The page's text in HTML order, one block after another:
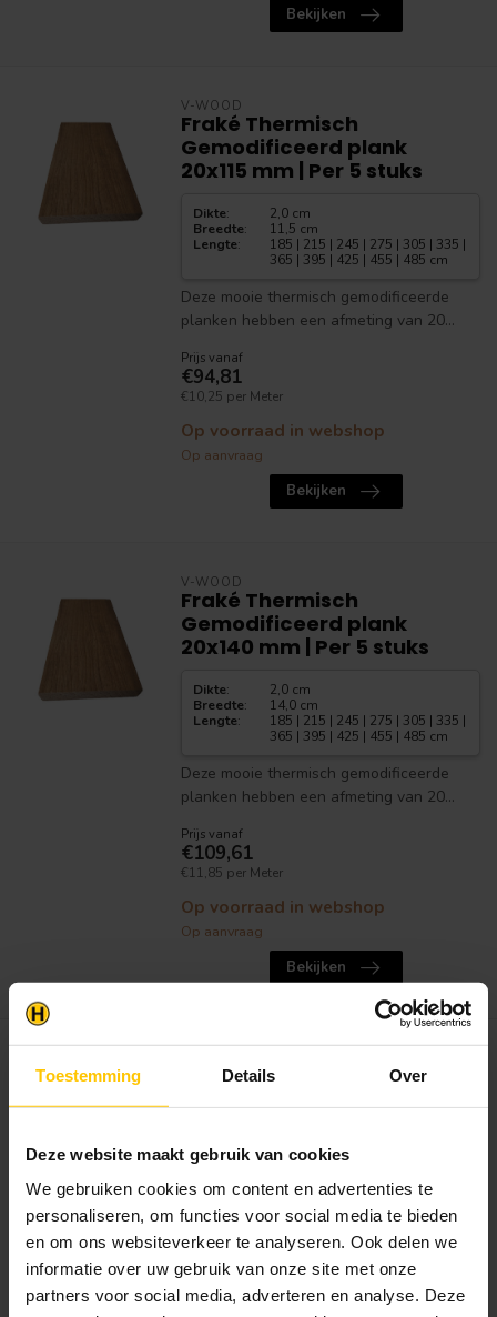
Toestemming Details Over
Deze website maakt gebruik van cookies
We gebruiken cookies om content en advertenties te
personaliseren, om functies voor social media te bieden
en om ons websiteverkeer te analyseren. Ook delen we
informatie over uw gebruik van onze site met onze
partners voor social media, adverteren en analyse. Deze
Bekijken
V-WOOD
Fraké Thermisch
Gemodificeerd plank
20x115 mm | Per 5 stuks
Dikte:
2,0 cm
Breedte:
11,5 cm
Lengte:
185 | 215 | 245 | 275 | 305 | 335 |
365 | 395 | 425 | 455 | 485 cm
Deze mooie thermisch gemodificeerde
planken hebben een afmeting van 20...
Prijs vanaf
€94,81
€10,25 per Meter
Op voorraad in webshop
Op aanvraag
Bekijken
V-WOOD
Fraké Thermisch
Gemodificeerd plank
20x140 mm | Per 5 stuks
Dikte:
2,0 cm
Breedte:
14,0 cm
Lengte:
185 | 215 | 245 | 275 | 305 | 335 |
365 | 395 | 425 | 455 | 485 cm
Deze mooie thermisch gemodificeerde
planken hebben een afmeting van 20...
Prijs vanaf
€109,61
€11,85 per Meter
Op voorraad in webshop
Op aanvraag
Bekijken
Fraké Thermisch
Gemodificeerd plank
Dikte:
2,0 cm
18,5 cm
Lengte:
185 | 215 | 245 | 275 | 305 | 335 |
365 | 395 | 425 | 455 | 485 cm
Deze mooie thermisch gemodificeerde
planken hebben een afmeting van 20...